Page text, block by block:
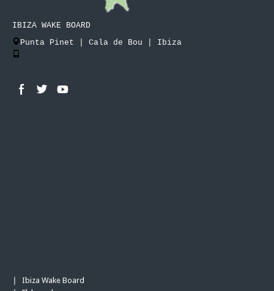
IBIZA WAKE BOARD
Punta Pinet | Cala de Bou | Ibiza
Ibiza Wake Board